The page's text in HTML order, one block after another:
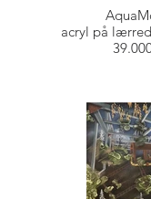
acryl på